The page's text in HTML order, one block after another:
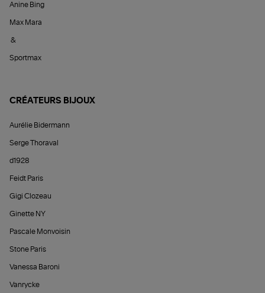
Anine Bing
Max Mara
&
Sportmax
CRÉATEURS BIJOUX
Aurélie Bidermann
Serge Thoraval
d1928
Feidt Paris
Gigi Clozeau
Ginette NY
Pascale Monvoisin
Stone Paris
Vanessa Baroni
Vanrycke